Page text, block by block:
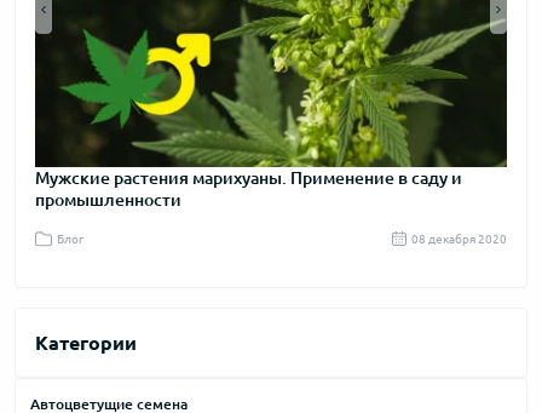
Мужские растения марихуаны. Применение в саду и
промышленности
Блог 08 декабря 2020
Категории
Автоцветущие семена